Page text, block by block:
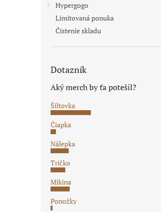
Hypergogo
Limitovaná ponuka
Čistenie skladu
Dotazník
Aký merch by ťa potešil?
Šiltovka
Čiapka
Nálepka
Tričko
Mikina
Ponožky